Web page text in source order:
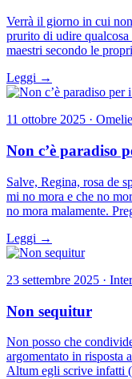
Verrà il giorno in cui
prurito di udire
maestri secondo le
Leggi →
11 ottobre 2025 · Omelie
Non c’è paradiso
Salve, Regina, rosa de
mi no mora e che no
no mora malamente.
Leggi →
23 settembre 2025 ·
Non sequitur
Non posso che
argomentato in risposta
Altum egli scrive infatti